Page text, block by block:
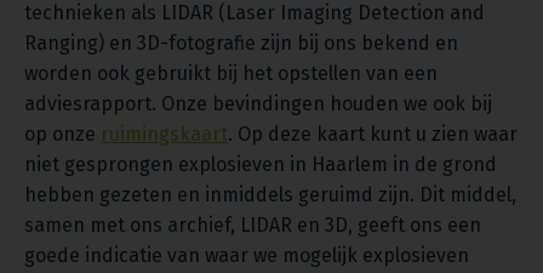
technieken als LIDAR (Laser Imaging Detection and
Ranging) en 3D-fotografie zijn bij ons bekend en
worden ook gebruikt bij het opstellen van een
adviesrapport. Onze bevindingen houden we ook bij
op onze ruimingskaart. Op deze kaart kunt u zien waar
niet gesprongen explosieven in Haarlem in de grond
hebben gezeten en inmiddels geruimd zijn. Dit middel,
samen met ons archief, LIDAR en 3D, geeft ons een
goede indicatie van waar we mogelijk explosieven